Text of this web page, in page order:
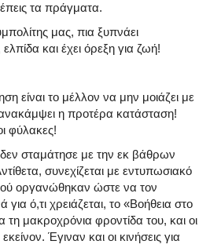
τα πράγματα.
μας, πια ξυπνάει
και έχει όρεξη για ζωή!
είναι το μέλλον να μην μοιάζει με
η προτέρα κατάσταση!
φύλακες!
σταμάτησε με την εκ βάθρων
συνεχίζεται με εντυπωσιακό
οργανώθηκαν ώστε να τον
για ό,τι χρειάζεται, το «Βοήθεια στο
τη μακροχρόνια φροντίδα του, και οι
Έγιναν και οι κινήσεις για